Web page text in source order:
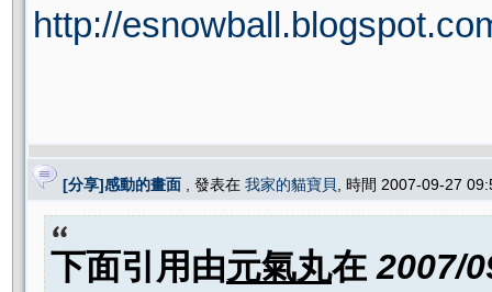
http://
[分享]感動的畫面 , 發表在 我家的貓寶貝 , 時間 2007-09-27
下面引用由元氣丸在2007/